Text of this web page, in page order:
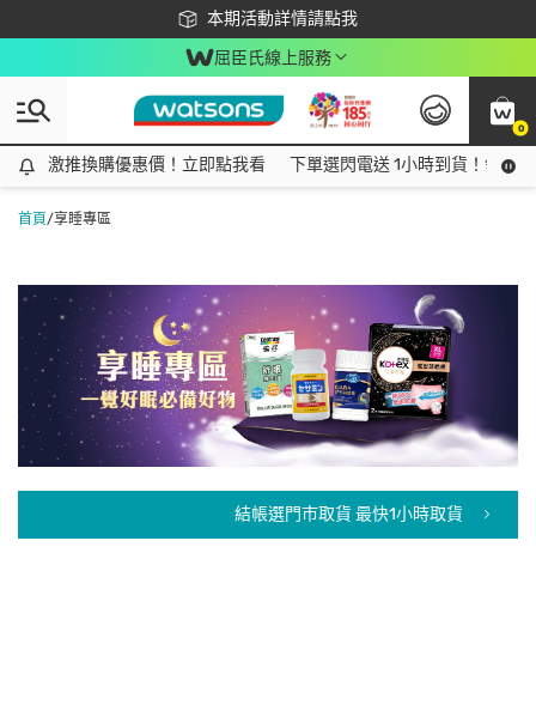
本期活動詳情請點我
下載app最高回饋$350
屈臣氏線上服務
0
激推換購優惠價！立即點我看
激推換購優惠價！立即點我看 下單選閃電送 1小時到貨！領神
首頁/享睡專區
結帳選門市取貨 最快1小時取貨